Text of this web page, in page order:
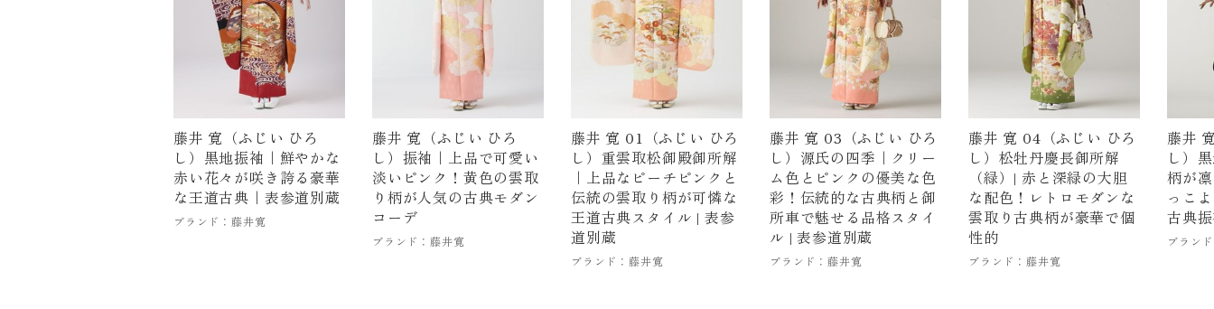
藤井 寛（ふじい ひろ
し）黒地振袖｜鮮やかな
赤い花々が咲き誇る豪華
な王道古典｜表参道別蔵
ブランド：藤井寛
藤井 寛（ふじい ひろ
し）振袖｜上品で可愛い
淡いピンク！黄色の雲取
り柄が人気の古典モダン
コーデ
ブランド：藤井寛
藤井 寛 01（ふじい ひろ
し）重雲取松御殿御所解
｜上品なピーチピンクと
伝統の雲取り柄が可憐な
王道古典スタイル | 表参
道別蔵
ブランド：藤井寛
藤井 寛 03（ふじい ひろ
し）源氏の四季｜クリー
ム色とピンクの優美な色
彩！伝統的な古典柄と御
所車で魅せる品格スタイ
ル | 表参道別蔵
ブランド：藤井寛
藤井 寛 04（ふじい ひろ
し）松牡丹慶長御所解
（緑）| 赤と深緑の大胆
な配色！レトロモダンな
雲取り古典柄が豪華で個
性的
ブランド：藤井寛
藤井
し）
柄が
っこ
古典
ブラン